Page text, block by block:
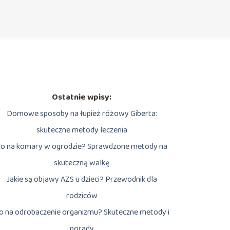
Ostatnie wpisy:
Domowe sposoby na łupież różowy Giberta:
skuteczne metody leczenia
na komary w ogrodzie? Sprawdzone metody na
skuteczną walkę
Jakie są objawy AZS u dzieci? Przewodnik dla
rodziców
na odrobaczenie organizmu? Skuteczne metody i